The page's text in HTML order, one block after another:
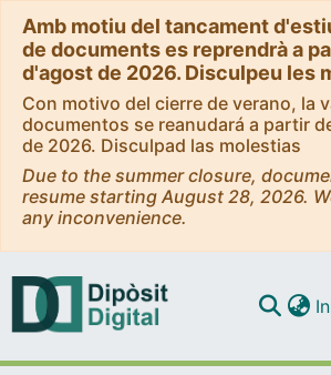
Amb motiu del tancament
de documents es reprendrà a
d'agost de 2026. Disculpeu les
Con motivo del cierre de verano, la
documentos se reanudará a partir
de 2026. Disculpad las molestias
Due to the summer closure,
resume starting August 28, 2026.
any inconvenience.